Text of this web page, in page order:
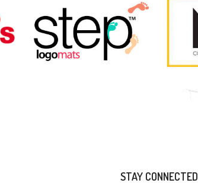
STAY CONNECTED